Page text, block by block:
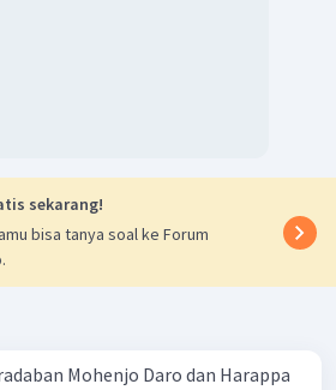
sekarang!
bisa tanya soal ke Forum
Mohenjo Daro dan Harappa